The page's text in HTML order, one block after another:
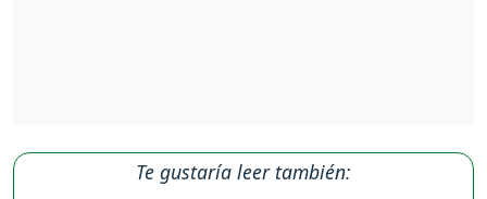
Te gustaría leer también: